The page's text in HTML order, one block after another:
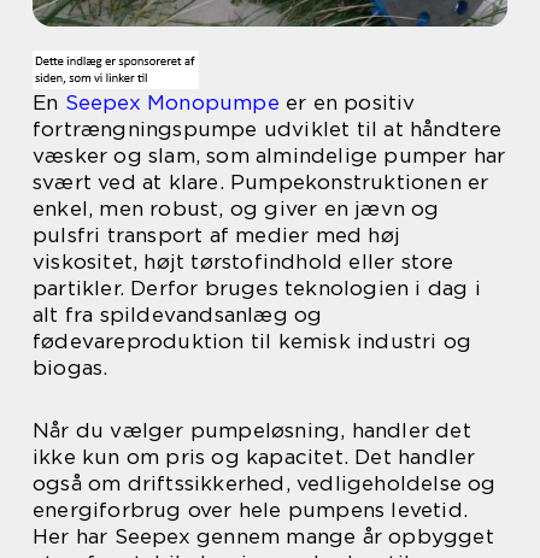
En Seepex Monopumpe er en positiv
fortrængningspumpe udviklet til at håndtere
væsker og slam, som almindelige pumper har
svært ved at klare. Pumpekonstruktionen er
enkel, men robust, og giver en jævn og
pulsfri transport af medier med høj
viskositet, højt tørstofindhold eller store
partikler. Derfor bruges teknologien i dag i
alt fra spildevandsanlæg og
fødevareproduktion til kemisk industri og
biogas.
Når du vælger pumpeløsning, handler det
ikke kun om pris og kapacitet. Det handler
også om driftssikkerhed, vedligeholdelse og
energiforbrug over hele pumpens levetid.
Her har Seepex gennem mange år opbygget